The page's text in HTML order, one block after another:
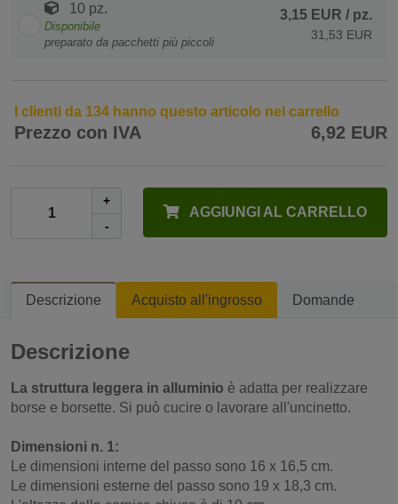
10 pz.
Disponibile
preparato da pacchetti più piccoli
3,15 EUR / pz.
31,53 EUR
I clienti da 134 hanno questo articolo nel carrello
Prezzo con IVA 6,92 EUR
+
-
AGGIUNGI AL CARRELLO
Descrizione Acquisto all'ingrosso Domande
Descrizione
La struttura leggera in alluminio è adatta per realizzare
borse e borsette. Si può cucire o lavorare all'uncinetto.
Dimensioni n. 1:
Le dimensioni interne del passo sono 16 x 16,5 cm.
Le dimensioni esterne del passo sono 19 x 18,3 cm.